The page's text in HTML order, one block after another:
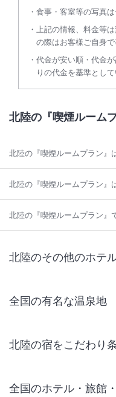
食事・客室等の写真は
上記の情報、料金等
の際はお客様ご自身で
代金が安い順・代金
りの代金を基準として
北陸の『喫煙ルーム
北陸の『喫煙ルームプラン』
北陸の『喫煙ルームプラン』
北陸の『喫煙ルームプラン』
北陸のその他のホテ
全国の有名な温泉地
北陸の宿をこだわり
全国のホテル・旅館